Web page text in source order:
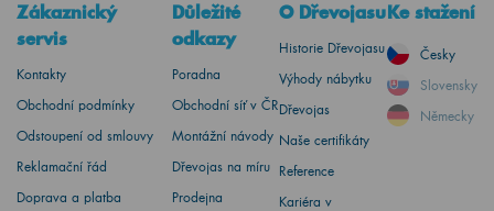
Zákaznický
servis
Kontakty
Obchodní podmínky
Odstoupení od smlouvy
Reklamační řád
Doprava a platba
Důležité
odkazy
Poradna
Obchodní síť v ČR
Montážní návody
Dřevojas na míru
Prodejna
O Dřevojasu
Historie Dřevojasu
Výhody nábytku
Dřevojas
Naše certifikáty
Reference
Kariéra v
Ke stažení
Česky
Slovensky
Německy